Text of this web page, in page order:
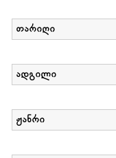
თარიღი
ადგილი
ჟანრი